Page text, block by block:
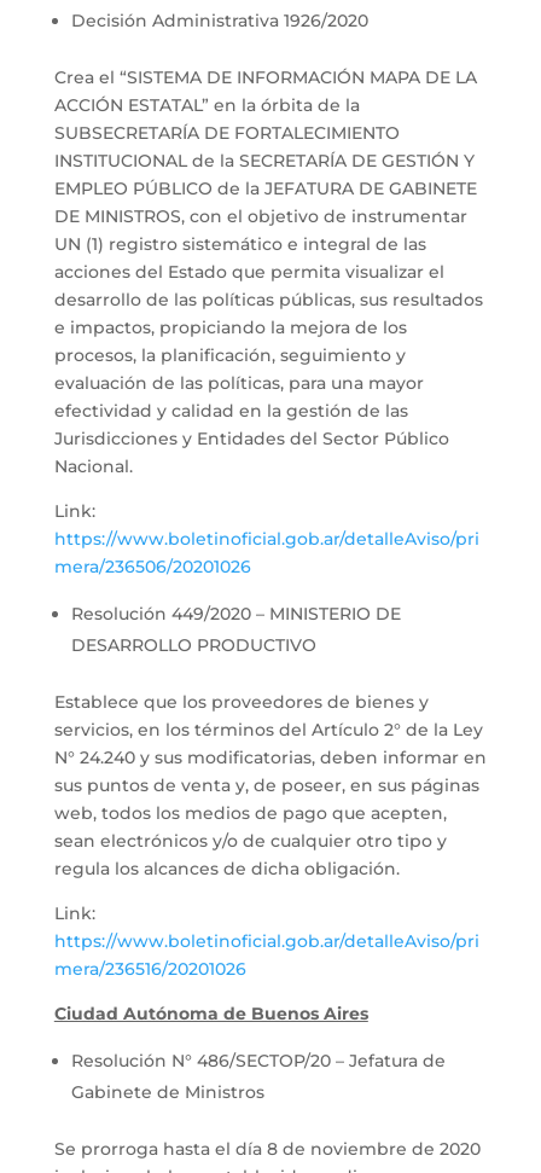
Decisión Administrativa 1926/2020
Crea el “SISTEMA DE INFORMACIÓN MAPA DE LA
ACCIÓN ESTATAL” en la órbita de la
SUBSECRETARÍA DE FORTALECIMIENTO
INSTITUCIONAL de la SECRETARÍA DE GESTIÓN Y
EMPLEO PÚBLICO de la JEFATURA DE GABINETE
DE MINISTROS, con el objetivo de instrumentar
UN (1) registro sistemático e integral de las
acciones del Estado que permita visualizar el
desarrollo de las políticas públicas, sus resultados
e impactos, propiciando la mejora de los
procesos, la planificación, seguimiento y
evaluación de las políticas, para una mayor
efectividad y calidad en la gestión de las
Jurisdicciones y Entidades del Sector Público
Nacional.
Link:
https://www.boletinoficial.gob.ar/detalleAviso/pri
mera/236506/20201026
Resolución 449/2020 – MINISTERIO DE
DESARROLLO PRODUCTIVO
Establece que los proveedores de bienes y
servicios, en los términos del Artículo 2° de la Ley
N° 24.240 y sus modificatorias, deben informar en
sus puntos de venta y, de poseer, en sus páginas
web, todos los medios de pago que acepten,
sean electrónicos y/o de cualquier otro tipo y
regula los alcances de dicha obligación.
Link:
https://www.boletinoficial.gob.ar/detalleAviso/pri
mera/236516/20201026
Ciudad Autónoma de Buenos Aires
Resolución N° 486/SECTOP/20 – Jefatura de
Gabinete de Ministros
Se prorroga hasta el día 8 de noviembre de 2020